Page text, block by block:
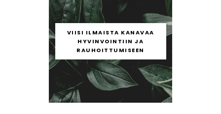
VIISI ILMAISTA KANAVAA
HYVINVOINTIIN JA
RAUHOITTUMISEEN